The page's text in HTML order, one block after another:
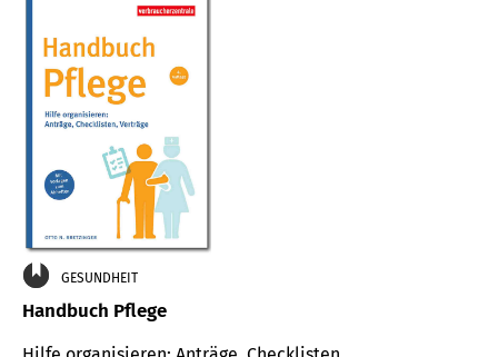
GESUNDHEIT
Handbuch Pflege